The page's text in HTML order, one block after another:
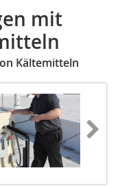
mit
Kältemitteln